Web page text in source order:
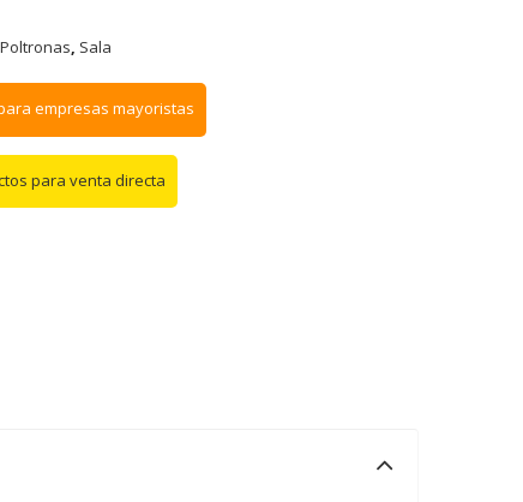
Poltronas, Sala
empresas mayoristas
para venta directa